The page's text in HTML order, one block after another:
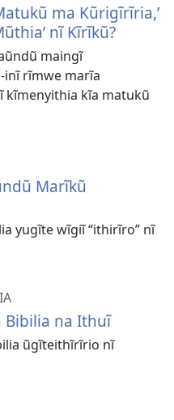
ma Kũrigĩrĩria,’
nĩ Kĩrĩkũ?
maingĩ
inĩ rĩmwe marĩa
kĩmenyithia kĩa matukũ
Marĩkũ
yugĩte wĩgiĩ “ithirĩro” nĩ
na Ithuĩ
ũgĩteithĩrĩrio nĩ